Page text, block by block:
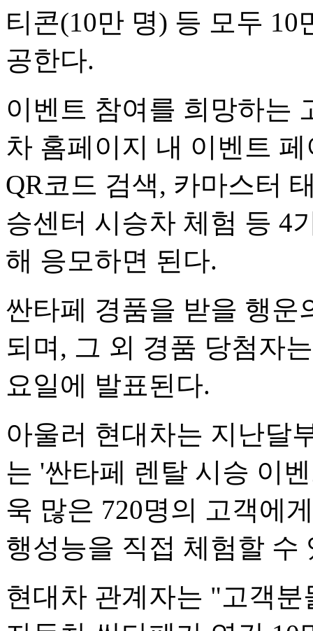
티콘(10만 명) 등 모두
공한다.
이벤트 참여를 희망하는
차 홈페이지 내 이벤트
QR코드 검색, 카마스터
승센터 시승차 체험 등 4
해 응모하면 된다.
싼타페 경품을 받을 행운
되며, 그 외 경품 당첨자
요일에 발표된다.
아울러 현대차는 지난달
는 '싼타페 렌탈 시승 이
욱 많은 720명의 고객에
행성능을 직접 체험할 수
현대차 관계자는 "고객